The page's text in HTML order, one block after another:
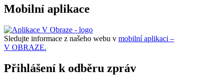
Mobilní aplikace
Sledujte informace z našeho webu v mobilní aplikaci –
V OBRAZE.
Přihlášení k odběru zpráv